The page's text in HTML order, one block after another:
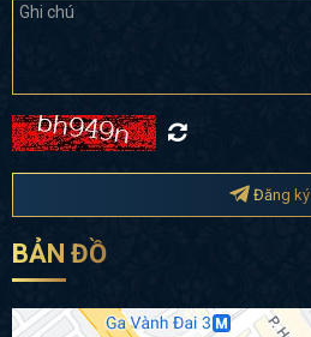
Đăng ký
BẢN ĐỒ